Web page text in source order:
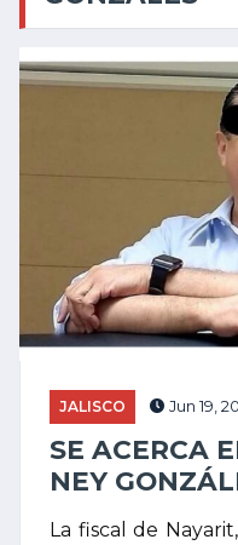
JALISCO Jun 19,
SE ACERCA
NEY
La fiscal de